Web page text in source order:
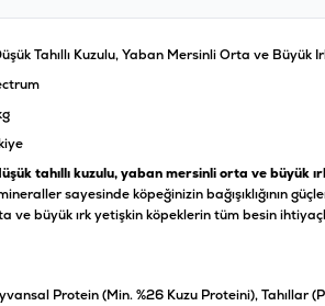
Tahıllı Kuzulu, Yaban Mersinli Orta ve Büyük
tahıllı kuzulu, yaban mersinli orta ve büyük
sayesinde köpeğinizin bağışıklığının
ve büyük ırk yetişkin köpeklerin tüm besin
Protein (Min. %26 Kuzu Proteini), Tahıllar